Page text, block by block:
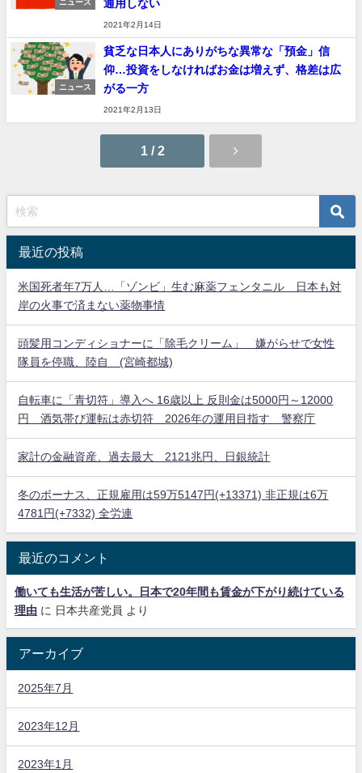
ニュース 通用しない
2021年2月14日
ニュース
貧乏な日本人にありがちな異常な「預金」信
仰…投資をしなければお金は増えず、格差は広
がる一方
2021年2月13日
1 / 2
最近の投稿
米国死者年7万人…「ゾンビ」生む麻薬フェンタニル 日本も対
岸の火事で済まない薬物事情
頭髪用コンディショナーに「除毛クリーム」 嫌がらせで女性
隊員を停職、陸自 (宮崎都城)
自転車に「青切符」導入へ 16歳以上 反則金は5000円～12000
円 酒気帯び運転は赤切符 2026年の運用目指す 警察庁
家計の金融資産、過去最大 2121兆円、日銀統計
冬のボーナス、正規雇用は59万5147円(+13371) 非正規は6万
4781円(+7332) 全労連
最近のコメント
働いても生活が苦しい。日本で20年間も賃金が下がり続けている
理由 に 日本共産党員 より
アーカイブ
2025年7月
2023年12月
2023年1月